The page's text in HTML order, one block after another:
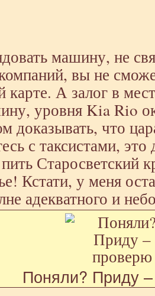
машину, не
вы не
карте. А залог в
уровня Kia Rio
доказывать, что
с таксистами,
Старосветский
Кстати, у меня
адекватного и
Поняли? Приду